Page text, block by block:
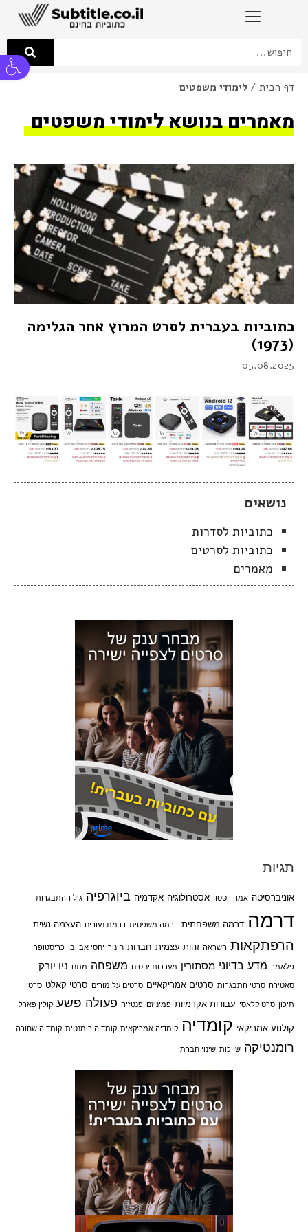
פתח דף הבית / לימודי משפטים
מאמרים בנושא לימודי משפטים
כתוביות בעברית לסרט המרוץ אחר הגלימה
(1973)
05.08.2025
נושאים
כתוביות לסדרות
כתוביות לסרטים
מאמרים
תגיות
אוניברסיטה אמה ווטסון אסטרולוגיה אקדמיה ביוגרפיה גיל ההתבגרות
דרמה דרמה משפחתית דרמה משפטית דרמת נעורים העצמה נשית
הרפתקאות השראה זהות עצמית חברות חינוך יחסי אב ובן כריסטופר
פלאמר מדע בדיוני מסתורין מערכות יחסים משפחה מתח ניו יורק
סאטירה סרטי התבגרות סרטים אמריקאיים סרטים על מורים סרטי קאלט סרטי
תיכון סרט קלאסי עבודות אקדמיות פמיניזם פנטזיה פעולה פשע קולין פארל
קולנוע אמריקאי קומדיה קומדיה אמריקאית קומדיה רומנטית קומדיה שחורה
רומנטיקה שייכות שינוי חברתי